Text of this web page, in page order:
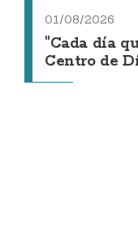
01/08/2026
"Cada día
Centro de